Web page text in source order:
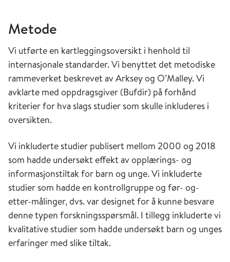
Metode
Vi utførte en kartleggingsoversikt i henhold til
internasjonale standarder. Vi benyttet det metodiske
rammeverket beskrevet av Arksey og O’Malley. Vi
avklarte med oppdragsgiver (Bufdir) på forhånd
kriterier for hva slags studier som skulle inkluderes i
oversikten.
Vi inkluderte studier publisert mellom 2000 og 2018
som hadde undersøkt effekt av opplærings- og
informasjonstiltak for barn og unge. Vi inkluderte
studier som hadde en kontrollgruppe og før- og-
etter-målinger, dvs. var designet for å kunne besvare
denne typen forskningsspørsmål. I tillegg inkluderte vi
kvalitative studier som hadde undersøkt barn og unges
erfaringer med slike tiltak.